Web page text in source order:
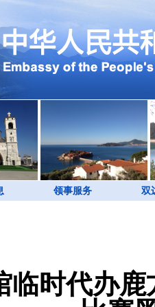
领事服务 双
临时代办鹿